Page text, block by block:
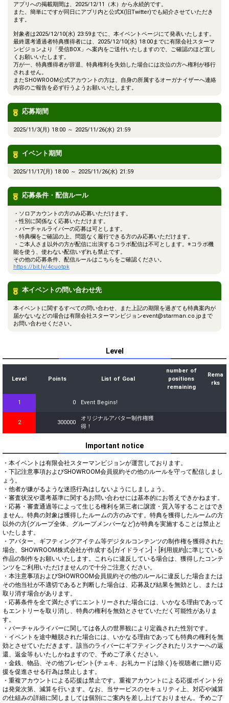
アプリへの掲載期間は、2025/12/11（木）から永続的です。
また、簡単にですが同日にアプリ内と公式X(旧Twitter)でも紹介させていただき
ます。
対象者は2025/12/10(水) 23:59までに、本イベントページにて発表いたします。
最終選考通過者特典獲得者には、2025/12/10(水) 18:00までに有限会社スターマ
ンビジョンより「受信BOX」へ案内をご送付いたしますので、ご確認のほど宜し
くお願いいたします。
万が一、特典獲得者が辞退、特典権利を失効した場合には次位の方へ権利が移行
されません。
またSHOWROOM公式アカウントの方は、自身の所属するオーガナイザーへ連絡
内容のご報告を必ず行うようお願いいたします。
応募期間
2025/11/3(月) 18:00 ～ 2025/11/26(水) 21:59
イベント期間
2025/11/17(月) 18:00 ～ 2025/11/26(水) 21:59
応募条件・配信ルール
・ソロアカウントの方のみ応募いただけます。
・性別に関係なく応募いただけます。
・バーチャルライバーの応募は可とします。
・特典欄をご確認の上、問題なく履行できる方のみ応募いただけます。
・ご本人さま以外の方が配信に出演するコラボ配信は不可とします。※コラボ機
能を使う、使わない配信いずれも禁止です。
その他の応募条件、配信ルールはこちらをご確認ください。
https://bit.ly/4cuotpk
本イベントの問い合わせ先
本イベントに関するすべての問い合わせ、また上記の期限を過ぎても特典案内が
届かないなどの場合は有限会社スターマンビジョンevent@starman.co.jpまで
お問い合わせください。
Level
Level Points List of Goal
number of
positions
remaining
Rema
rks
1 0 Event Begins!
2 300000
オリジナルアバター制作権獲
得！
Important notice
・本イベントは有限会社スターマンビジョンが運営しております。
・下記注意事項およびSHOWROOM会員規約その他のルールを守って配信しまし
ょう。
・他者が嫌がるような迷惑行為はしないようにしましょう。
・審査状況や選考基準に関するお問い合わせには基本的にお答えできかねます。
・応募・審査通過等によって生じる権利を第三者に譲渡・質入等することはでき
ません。特典の対象は獲得したルームの方のみです。特典を獲得したルームの方
以外の方(グループ全体、グループメンバーなど)が特典を実施することは禁止と
いたします。
・アバター、ギフティングアイテム等デジタルコンテンツの制作権を獲得された
場合、SHOWROOM株式会社が作成する[ガイドライン]・[利用規約]に準じている
作品の制作をお願いいたします。これらに違反している場合は、獲得したコンテ
ンツをご利用いただけませんので十分ご注意ください。
・本注意事項およびSHOWROOM会員規約その他のルールに違反した場合または
その他当社が不適切であると判断した場合は、応募及び結果を無効とし、または
取り消す場合があります。
・応募条件を全て満たさずにエントリーされた場合には、いかなる理由であって
もエントリーを取り消し、特典の権利を無効とさせていただく可能性がありま
す。
・バーチャルライバーに関しては各人の世界観により定義された性別です。
・イベントを途中離脱された場合には、いかなる理由であっても特典の権利を無
効とさせていただきます。該当のライバーにギフティングされたリスナーへの返
還、返金等もいたしかねますので、予めご了承ください。
・金銭、物品、その他プレゼント(チェキ、お礼カードは除く)を視聴者に贈り応
援を促進させる行為は禁止します。
・重複アカウントによる応援は禁止です。重複アカウントによる応援ポイント分
は発覚次第、減算を行います。なお、当サービスのセキュリティ上、対応や減算
の仕組みの詳細に関しましては個別にご案内を差し上げておりません。予めご了